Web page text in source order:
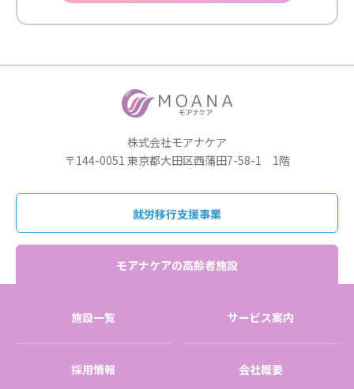
株式会社モアナケア
〒144-0051 東京都大田区西蒲田7-58-1 1階
就労移行支援事業
モアナケアの高齢者施設
施設一覧 サービス案内
採用情報 会社概要